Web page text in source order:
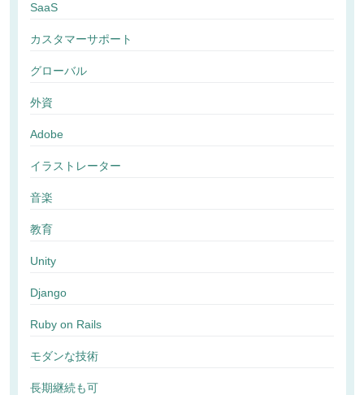
SaaS
カスタマーサポート
グローバル
外資
Adobe
イラストレーター
音楽
教育
Unity
Django
Ruby on Rails
モダンな技術
長期継続も可